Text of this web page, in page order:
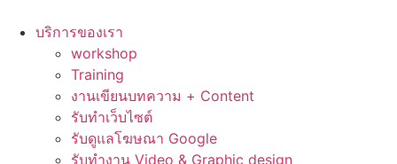
บริการของเรา
workshop
Training
งานเขียนบทความ + Content
รับทำเว็บไซต์
รับดูแลโฆษณา Google
รับทำงาน Video & Graphic design